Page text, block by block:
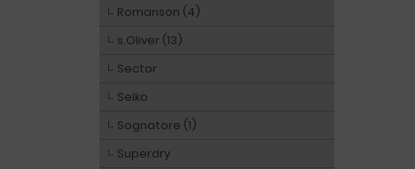
Romanson (4)
s.Oliver (13)
Sector
Seiko
Sognatore (1)
Superdry